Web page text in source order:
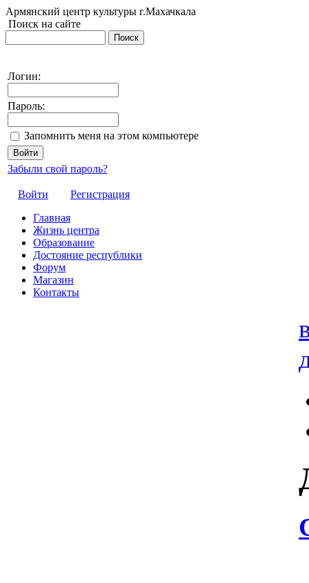
Армянский центр культуры г.Махачкала
Поиск на сайте
Логин:
Пароль:
Запомнить меня на этом компьютере
Забыли свой пароль?
Войти
Регистрация
Главная
Жизнь центра
Образование
Достояние республики
Форум
Магазин
Контакты